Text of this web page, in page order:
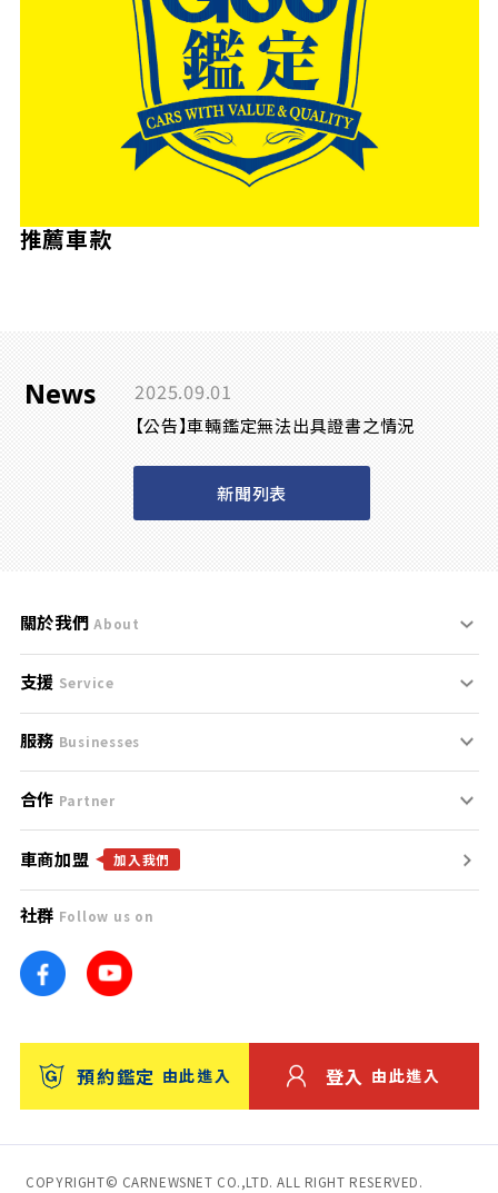
推薦車款
News 2025.09.01
【公告】車輛鑑定無法出具證書之情況
新聞列表
關於我們 About
刊登規範
服務條款
免責聲明
隱私權政策
團隊
車訊網
台灣優良中古車商大獎
支援 Service
支援中心
聯絡我們
服務 Businesses
什麼是Goo鑑定？
找好車
找好店
找海外車
消費者評價
保固
合作 Partner
合作夥伴
廣告合作
車商加盟 加入我們
社群 Follow us on
預約鑑定 由此進入 登入 由此進入
COPYRIGHT© CARNEWSNET CO.,LTD. ALL RIGHT RESERVED.